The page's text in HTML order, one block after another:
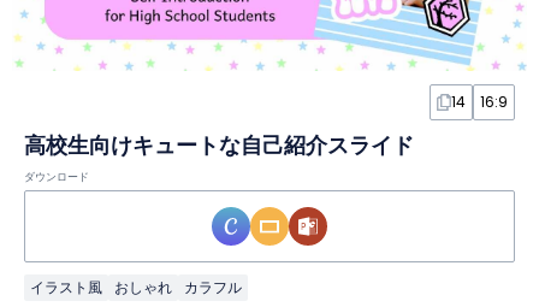
14 16:9
高校生向けキュートな自己紹介スライド
ダウンロード
イラスト風 おしゃれ カラフル